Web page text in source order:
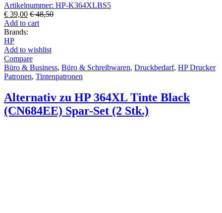
Artikelnummer: HP-K364XLBS5
€ 39,00 €48,50
Add to cart
Brands:
HP
Add to wishlist
Compare
Büro & Business, Büro & Schreibwaren, Druckbedarf, HP Drucker
Patronen, Tintenpatronen
Alternativ zu HP 364XL Tinte Black
(CN684EE) Spar-Set (2 Stk.)